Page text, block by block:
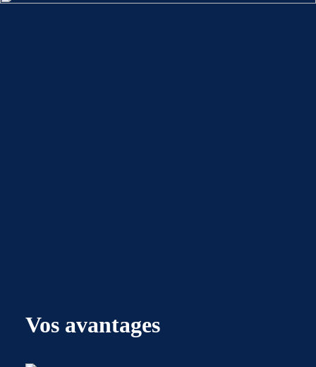
Vos avantages